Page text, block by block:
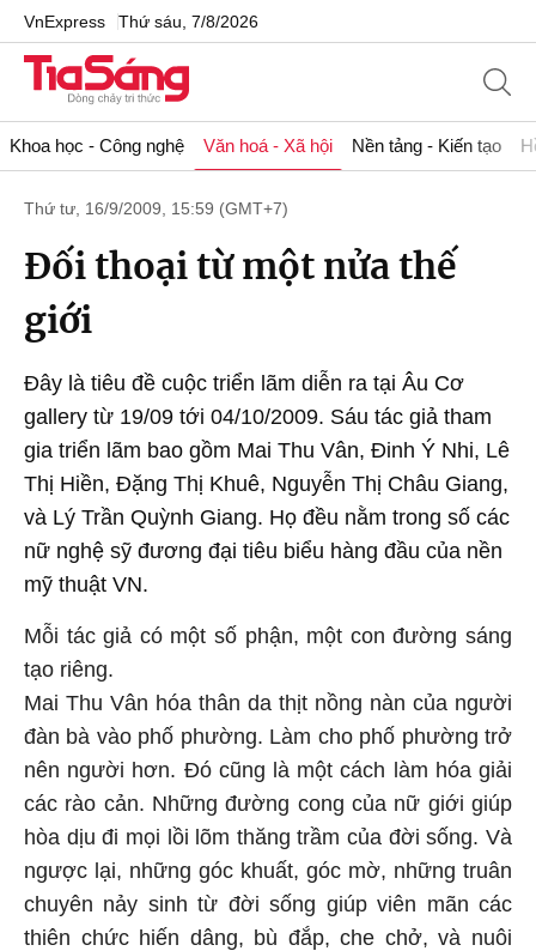
VnExpress Thứ sáu, 7/8/2026
Khoa học - Công nghệ Văn hoá - Xã hội Nền tảng - Kiến tạo
Thứ tư, 16/9/2009, 15:59 (GMT+7)
Đối thoại từ một nửa thế
giới
Đây là tiêu đề cuộc triển lãm diễn ra tại Âu Cơ
gallery từ 19/09 tới 04/10/2009. Sáu tác giả tham
gia triển lãm bao gồm Mai Thu Vân, Đinh Ý Nhi, Lê
Thị Hiền, Đặng Thị Khuê, Nguyễn Thị Châu Giang,
và Lý Trần Quỳnh Giang. Họ đều nằm trong số các
nữ nghệ sỹ đương đại tiêu biểu hàng đầu của nền
mỹ thuật VN.
Mỗi tác giả có một số phận, một con đường sáng
tạo riêng.
Mai Thu Vân hóa thân da thịt nồng nàn của người
đàn bà vào phố phường. Làm cho phố phường trở
nên người hơn. Đó cũng là một cách làm hóa giải
các rào cản. Những đường cong của nữ giới giúp
hòa dịu đi mọi lồi lõm thăng trầm của đời sống. Và
ngược lại, những góc khuất, góc mờ, những truân
chuyên nảy sinh từ đời sống giúp viên mãn các
thiên chức hiến dâng, bù đắp, che chở, và nuôi